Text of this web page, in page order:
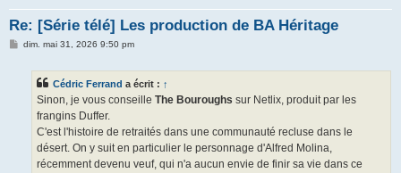
Re: [Série télé] Les production de BA Héritage
Mdim. mai 31, 2026 9:50 pm
Cédric Ferrand a écrit : ↑
Sinon, je vous conseille The Bouroughs sur Netlix, produit par les
frangins Duffer.
C'est l'histoire de retraités dans une communauté recluse dans le
désert. On y suit en particulier le personnage d'Alfred Molina,
récemment devenu veuf, qui n'a aucun envie de finir sa vie dans ce